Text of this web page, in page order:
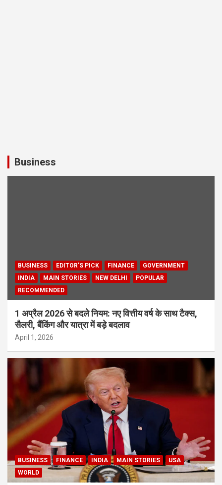
Business
BUSINESS EDITOR'S PICK FINANCE
GOVERNMENT
INDIA
MAIN STORIES NEW DELHI
POPULAR
RECOMMENDED
1 अप्रैल 2026 से बदले नियम: नए वित्तीय वर्ष के साथ टैक्स,
सैलरी, बैंकिंग और यात्रा में बड़े बदलाव
April 1, 2026
BUSINESS FINANCE INDIA MAIN STORIES
USA
WORLD